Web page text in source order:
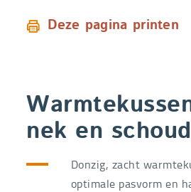
Deze pagina printen
nek en
Donzig, zacht
optimale pasvorm en